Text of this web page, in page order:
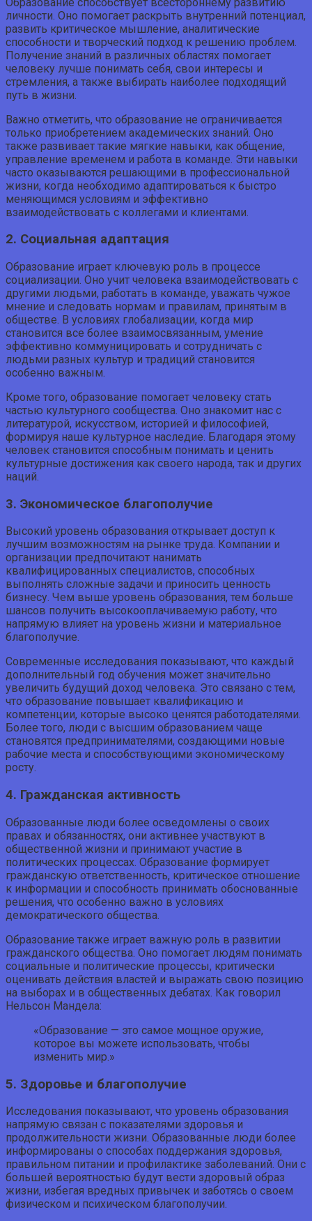
личности. Оно помогает раскрыть внутренний потенциал,
развить критическое мышление, аналитические
способности и творческий подход к решению проблем.
Получение знаний в различных областях помогает
человеку лучше понимать себя, свои интересы и
стремления, а также выбирать наиболее подходящий
путь в жизни.
Важно отметить, что образование не ограничивается
только приобретением академических знаний. Оно
также развивает такие мягкие навыки, как общение,
управление временем и работа в команде. Эти навыки
часто оказываются решающими в профессиональной
жизни, когда необходимо адаптироваться к быстро
меняющимся условиям и эффективно
взаимодействовать с коллегами и клиентами.
2. Социальная адаптация
Образование играет ключевую роль в процессе
социализации. Оно учит человека взаимодействовать с
другими людьми, работать в команде, уважать чужое
мнение и следовать нормам и правилам, принятым в
обществе. В условиях глобализации, когда мир
становится все более взаимосвязанным, умение
эффективно коммуницировать и сотрудничать с
людьми разных культур и традиций становится
особенно важным.
Кроме того, образование помогает человеку стать
частью культурного сообщества. Оно знакомит нас с
литературой, искусством, историей и философией,
формируя наше культурное наследие. Благодаря этому
человек становится способным понимать и ценить
культурные достижения как своего народа, так и других
наций.
3. Экономическое благополучие
Высокий уровень образования открывает доступ к
лучшим возможностям на рынке труда. Компании и
организации предпочитают нанимать
квалифицированных специалистов, способных
выполнять сложные задачи и приносить ценность
бизнесу. Чем выше уровень образования, тем больше
шансов получить высокооплачиваемую работу, что
напрямую влияет на уровень жизни и материальное
благополучие.
Современные исследования показывают, что каждый
дополнительный год обучения может значительно
увеличить будущий доход человека. Это связано с тем,
что образование повышает квалификацию и
компетенции, которые высоко ценятся работодателями.
Более того, люди с высшим образованием чаще
становятся предпринимателями, создающими новые
рабочие места и способствующими экономическому
росту.
4. Гражданская активность
Образованные люди более осведомлены о своих
правах и обязанностях, они активнее участвуют в
общественной жизни и принимают участие в
политических процессах. Образование формирует
гражданскую ответственность, критическое отношение
к информации и способность принимать обоснованные
решения, что особенно важно в условиях
демократического общества.
Образование также играет важную роль в развитии
гражданского общества. Оно помогает людям понимать
социальные и политические процессы, критически
оценивать действия властей и выражать свою позицию
на выборах и в общественных дебатах. Как говорил
Нельсон Мандела:
«Образование — это самое мощное оружие,
которое вы можете использовать, чтобы
изменить мир.»
5. Здоровье и благополучие
Исследования показывают, что уровень образования
напрямую связан с показателями здоровья и
продолжительности жизни. Образованные люди более
информированы о способах поддержания здоровья,
правильном питании и профилактике заболеваний. Они с
большей вероятностью будут вести здоровый образ
жизни, избегая вредных привычек и заботясь о своем
физическом и психическом благополучии.